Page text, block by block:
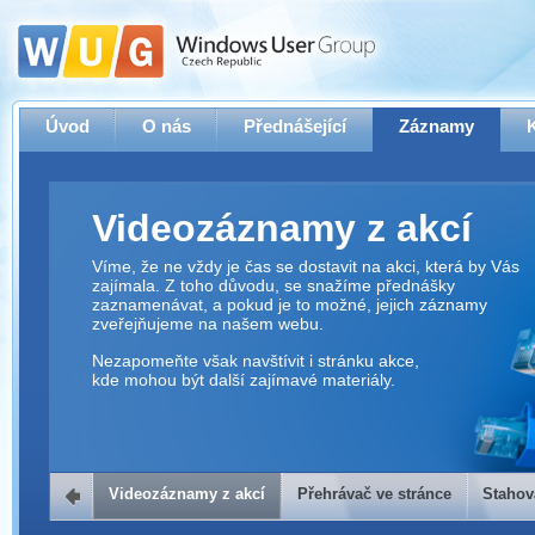
Úvod O nás Přednášející Záznamy
Videozáznamy z akcí
Víme, že ne vždy je čas se dostavit na akci, která by Vás
zajímala. Z toho důvodu, se snažíme přednášky
zaznamenávat, a pokud je to možné, jejich záznamy
zveřejňujeme na našem webu.
Nezapomeňte však navštívit i stránku akce,
kde mohou být další zajímavé materiály.
Přehrávač ve stránce
Videozáznamy z akcí Přehrávač ve stránce